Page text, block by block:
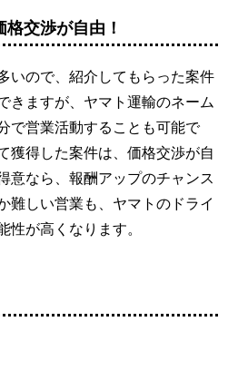
交渉が自由！
いので、紹介してもらった案件
きますが、ヤマト運輸のネーム
で営業活動することも可能で
獲得した案件は、価格交渉が自
意なら、報酬アップのチャンス
難しい営業も、ヤマトのドライ
性が高くなります。